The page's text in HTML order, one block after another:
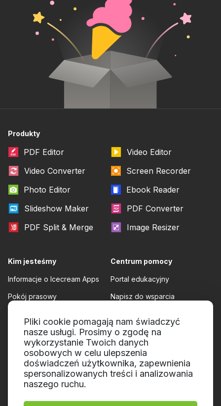
Pliki cookie pomagają nam świadczyć
nasze usługi. Prosimy o zgodę na
wykorzystanie Twoich danych
osobowych w celu ulepszenia
doświadczeń użytkownika, zapewnienia
spersonalizowanych treści i analizowania
naszego ruchu.
Produkty
PDF Editor
Video Editor
Video Converter
Screen Recorder
Photo Editor
Ebook Reader
Slideshow Maker
PDF Converter
PDF Split & Merge
Image Resizer
Kim jesteśmy
Informacje o Icecream Apps
Pokój prasowy
Współpraca
Centrum pomocy
Portal edukacyjny
Napisz do wsparcia
Polityka zwrotów
Polityka prywatności